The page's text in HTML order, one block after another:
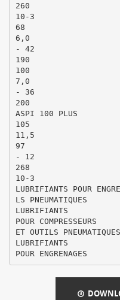
260
10-3
68
6,0
- 42
190
100
7,0
- 36
200
ASPI 100 PLUS
105
11,5
97
- 12
268
10-3
LUBRIFIANTS POUR
LS PNEUMATIQUES
LUBRIFIANTS
POUR COMPRESSEURS
ET OUTILS PNEUMATIQUES
LUBRIFIANTS